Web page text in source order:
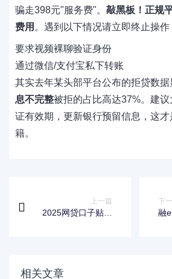
骗走398元"服务费"。 敲黑板！正规
费用 。遇到以下情况请立即终止操作
要求视频裸聊验证身份
通过微信/支付宝私下转账
其实去年某头部平台公布的拒贷数据
息不完整被拒的占比高达37%。建
证有效期，更新银行预留信息，这
籍。
上一篇
2025网贷口子贴吧
下
融
相关文章